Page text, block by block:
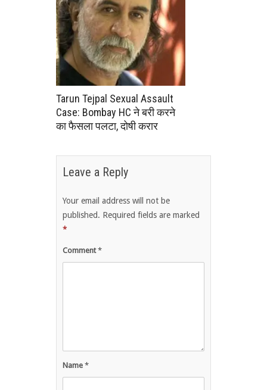
Tarun Tejpal Sexual Assault
Case: Bombay HC ने बरी करने
का फैसला पलटा, दोषी करार
Leave a Reply
Your email address will not be
published. Required fields are marked
*
Comment*
Name *